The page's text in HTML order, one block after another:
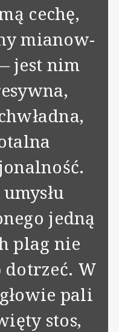
cechę,
mianow­
jest nim
jedną
plag nie
dotrzeć. W
pali
stos,